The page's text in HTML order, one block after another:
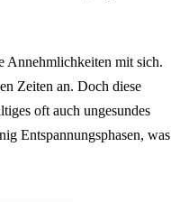
Annehmlichkeiten mit sich.
Zeiten an. Doch diese
oft auch ungesundes
Entspannungsphasen, was